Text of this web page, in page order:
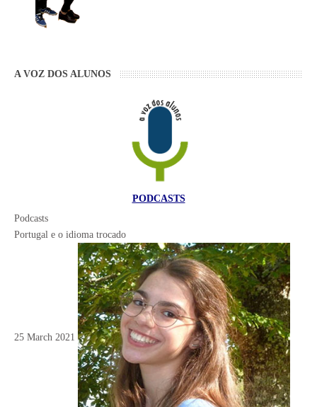
A VOZ DOS ALUNOS
PODCASTS
Podcasts
Portugal e o idioma trocado
25 March 2021